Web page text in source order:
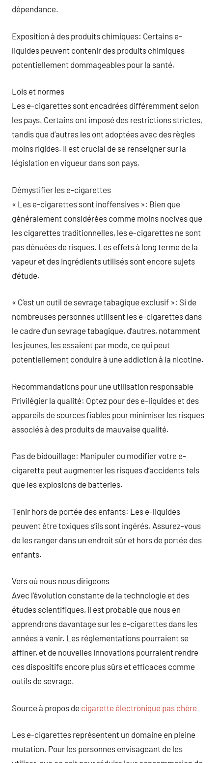
dépendance.
Exposition à des produits chimiques: Certains e-
liquides peuvent contenir des produits chimiques
potentiellement dommageables pour la santé.
Lois et normes
Les e-cigarettes sont encadrées différemment selon
les pays. Certains ont imposé des restrictions strictes,
tandis que d’autres les ont adoptées avec des règles
moins rigides. Il est crucial de se renseigner sur la
législation en vigueur dans son pays.
Démystifier les e-cigarettes
« Les e-cigarettes sont inoffensives »: Bien que
généralement considérées comme moins nocives que
les cigarettes traditionnelles, les e-cigarettes ne sont
pas dénuées de risques. Les effets à long terme de la
vapeur et des ingrédients utilisés sont encore sujets
d’étude.
« C’est un outil de sevrage tabagique exclusif »: Si de
nombreuses personnes utilisent les e-cigarettes dans
le cadre d’un sevrage tabagique, d’autres, notamment
les jeunes, les essaient par mode, ce qui peut
potentiellement conduire à une addiction à la nicotine.
Recommandations pour une utilisation responsable
Privilégier la qualité: Optez pour des e-liquides et des
appareils de sources fiables pour minimiser les risques
associés à des produits de mauvaise qualité.
Pas de bidouillage: Manipuler ou modifier votre e-
cigarette peut augmenter les risques d’accidents tels
que les explosions de batteries.
Tenir hors de portée des enfants: Les e-liquides
peuvent être toxiques s’ils sont ingérés. Assurez-vous
de les ranger dans un endroit sûr et hors de portée des
enfants.
Vers où nous nous dirigeons
Avec l’évolution constante de la technologie et des
études scientifiques, il est probable que nous en
apprendrons davantage sur les e-cigarettes dans les
années à venir. Les réglementations pourraient se
affiner, et de nouvelles innovations pourraient rendre
ces dispositifs encore plus sûrs et efficaces comme
outils de sevrage.
Source à propos de cigarette électronique pas chère
Les e-cigarettes représentent un domaine en pleine
mutation. Pour les personnes envisageant de les